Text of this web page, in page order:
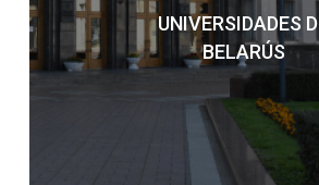
UNIVERSIDADES
BELARÚS